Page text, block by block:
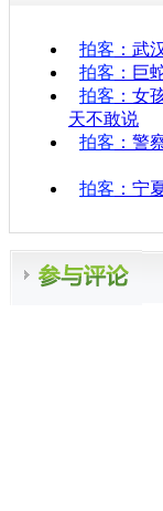
拍客 ：武
拍客 ：巨
拍客 ：女
天不敢说
拍客 ：警
拍客 ：宁